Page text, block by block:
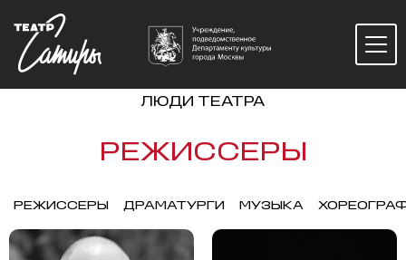
ЛЮДИ ТЕАТРА
РЕЖИССЕРЫ
РЕЖИССЕРЫ ДРАМАТУРГИ МУЗЫКА